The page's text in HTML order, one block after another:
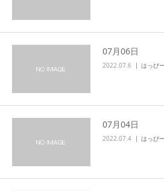
07月06日
2022.07.6 はっぴ
07月04日
2022.07.4 はっぴ